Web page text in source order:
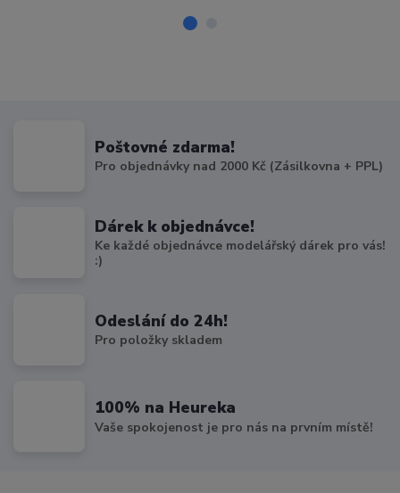
Poštovné zdarma!
Pro objednávky nad 2000 Kč (Zásilkovna + PPL)
Dárek k objednávce!
Ke každé objednávce modelářský dárek pro vás!
:)
Odeslání do 24h!
Pro položky skladem
100% na Heureka
Vaše spokojenost je pro nás na prvním místě!